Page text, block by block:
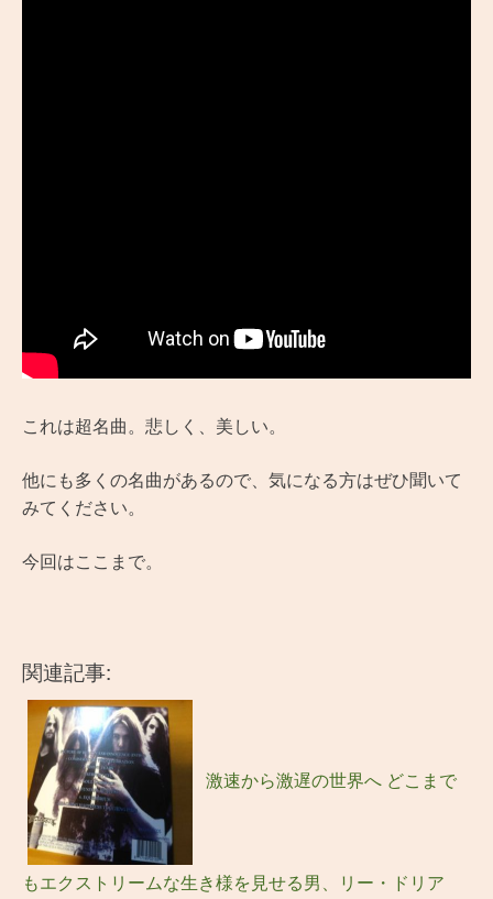
これは超名曲。悲しく、美しい。
他にも多くの名曲があるので、気になる方はぜひ聞いて
みてください。
今回はここまで。
関連記事:
激速から激遅の世界へ どこまで
もエクストリームな生き様を見せる男、リー・ドリア